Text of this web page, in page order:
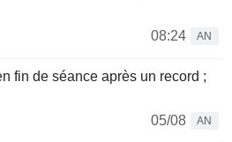
08:24
AN
fin de séance après un record ;
05/08
AN